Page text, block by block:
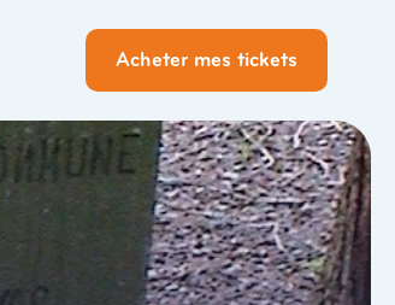
Acheter mes tickets